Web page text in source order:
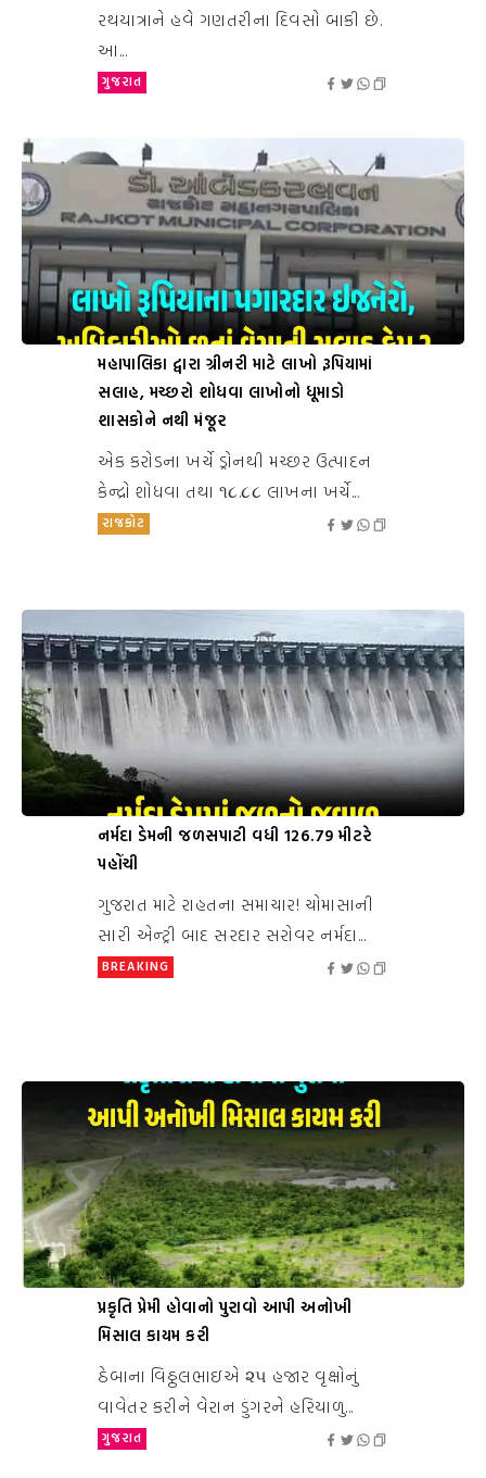
રથયાત્રાને હવે ગણતરીના દિવસો બાકી છે.
આ...
ગુજરાત
મહાપાલિકા દ્વારા ગ્રીનરી માટે લાખો રૂપિયામાં
સલાહ, મચ્છરો શોધવા લાખોનો ધૂમાડો
શાસકોને નથી મંજૂર
એક કરોડના ખર્ચે ડ્રોનથી મચ્છર ઉત્પાદન
કેન્દ્રો શોધવા તથા ૧૮.૮૮ લાખના ખર્ચે...
રાજકોટ
નર્મદા ડેમની જળસપાટી વધી 126.79 મીટરે
પહોંચી
ગુજરાત માટે રાહતના સમાચાર! ચોમાસાની
સારી એન્ટ્રી બાદ સરદાર સરોવર નર્મદા...
BREAKING
પ્રકૃતિ પ્રેમી હોવાનો પુરાવો આપી અનોખી
મિસાલ કાયમ કરી
ઠેબાના વિઠ્ઠલભાઇએ ૨૫ હજાર વૃક્ષોનું
વાવેતર કરીને વેરાન ડુંગરને હરિયાળુ...
ગુજરાત